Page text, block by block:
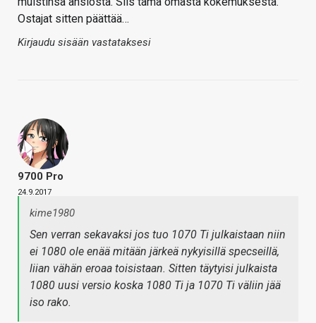
Ostajat sitten päättää…
Kirjaudu sisään vastataksesi
9700 Pro
24.9.2017
kime1980
Sen verran sekavaksi jos tuo 1070 Ti julkaistaan niin
ei 1080 ole enää mitään järkeä nykyisillä specseillä,
liian vähän eroaa toisistaan. Sitten täytyisi julkaista
1080 uusi versio koska 1080 Ti ja 1070 Ti väliin jää
iso rako.